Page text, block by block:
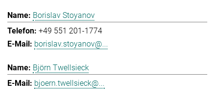
Borislav Stoyanov
+49 551 201-1774
borislav.stoyanov@...
Björn Twellsieck
bjoern.twellsieck@...